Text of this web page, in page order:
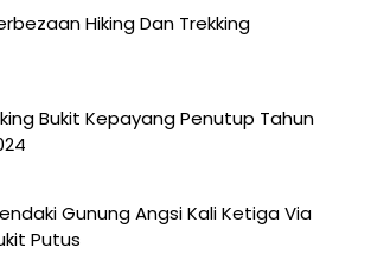
Hiking Dan Trekking
Bukit Kepayang Penutup Tahun
Gunung Angsi Kali Ketiga Via
Putus